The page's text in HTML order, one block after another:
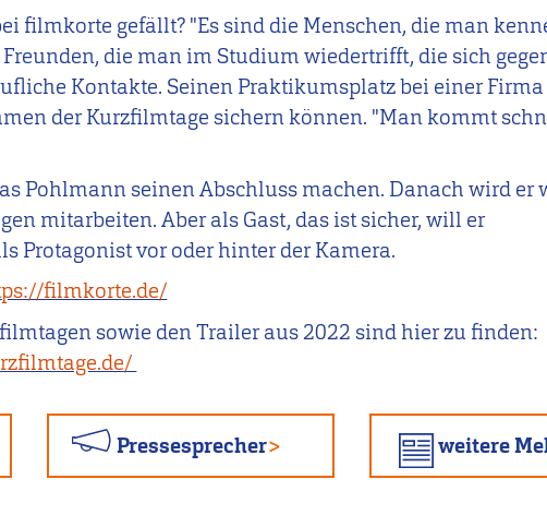
filmkorte gefällt? "Es sind die Menschen, die man
die man im Studium wiedertrifft, die sich
Kontakte. Seinen Praktikumsplatz bei einer
der Kurzfilmtage sichern können. "Man kommt
Pohlmann seinen Abschluss machen. Danach wird er
mitarbeiten. Aber als Gast, das ist sicher, will er
Protagonist vor oder hinter der Kamera.
filmkorte.de/
sowie den Trailer aus 2022 sind hier zu finden:
Pressesprecher weitere